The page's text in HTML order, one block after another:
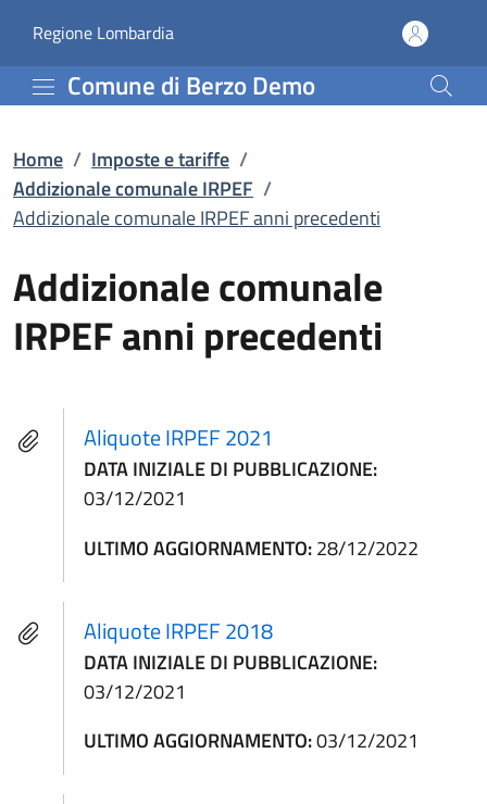
Addizionale comunale
Regione Lombardia(apre in un'altra scheda).
Comune di Berzo Demo
Home / Imposte e tariffe /
Addizionale comunale IRPEF /
Addizionale comunale IRPEF anni precedenti
Addizionale comunale
IRPEF anni precedenti
Aliquote IRPEF 2021
DATA INIZIALE DI PUBBLICAZIONE:
03/12/2021
ULTIMO AGGIORNAMENTO:28/12/2022
Aliquote IRPEF 2018
DATA INIZIALE DI PUBBLICAZIONE:
03/12/2021
ULTIMO AGGIORNAMENTO:03/12/2021